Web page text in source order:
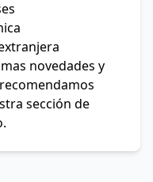
novedades y
sección de